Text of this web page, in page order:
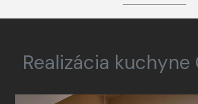
Realizácia kuchyne